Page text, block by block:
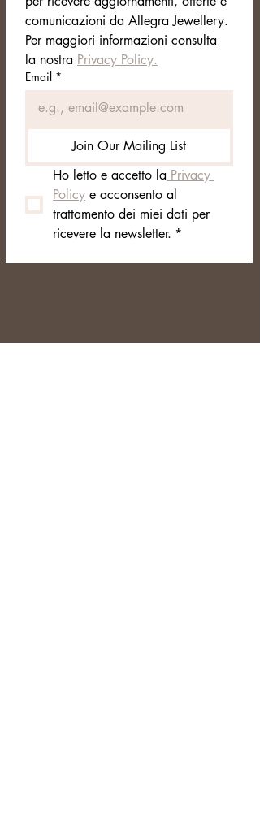
comunicazioni da Allegra Jewellery.
Per maggiori informazioni consulta
la nostra Privacy Policy.
Email *
Join Our Mailing List
Ho letto e accetto la Privacy
Policy e acconsento al
trattamento dei miei dati per
ricevere la newsletter. *